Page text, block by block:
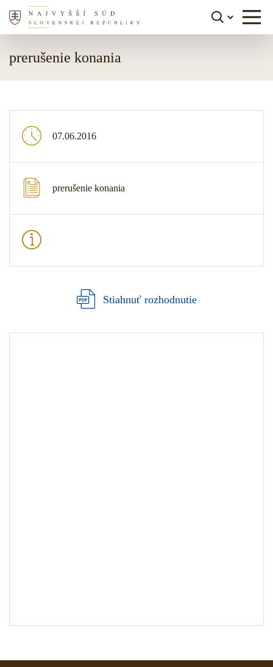
prerušenie konania
07.06.2016
prerušenie konania
Stiahnuť rozhodnutie